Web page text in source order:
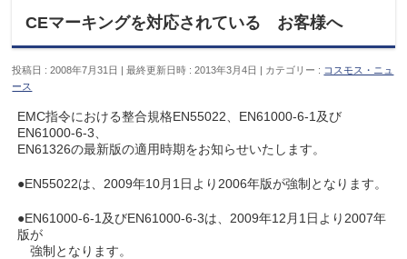
CEマーキングを対応されている お客様へ
投稿日 : 2008年7月31日 最終更新日時 : 2013年3月4日 カテゴリー : コスモス・ニュ
ース
EMC指令における整合規格EN55022、EN61000-6-1及び
EN61000-6-3、
EN61326の最新版の適用時期をお知らせいたします。
●EN55022は、2009年10月1日より2006年版が強制となります。
●EN61000-6-1及びEN61000-6-3は、2009年12月1日より2007年
版が
強制となります。